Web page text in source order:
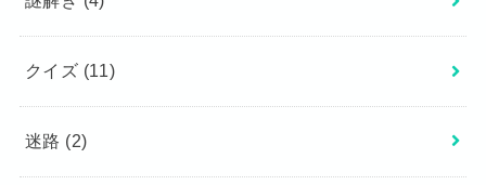
クイズ (11)
迷路 (2)